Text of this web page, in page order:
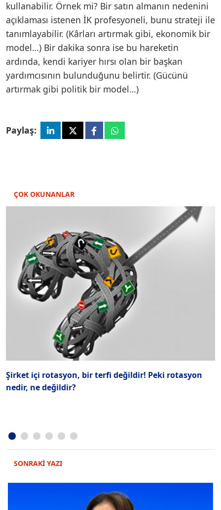
kullanabilir. Örnek mi? Bir satın almanın nedenini
açıklaması istenen İK profesyoneli, bunu strateji ile
tanımlayabilir. (Kârları artırmak gibi, ekonomik bir
model…) Bir dakika sonra ise bu hareketin
ardında, kendi kariyer hırsı olan bir başkan
yardımcısının bulunduğunu belirtir. (Gücünü
artırmak gibi politik bir model…)
Paylaş:
ÇOK OKUNANLAR
Şirket içi rotasyon, bir terfi değildir! Peki rotasyon
nedir, ne değildir?
SONRAKİ YAZI